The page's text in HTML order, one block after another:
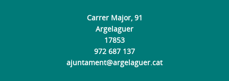
Carrer Major, 91
Argelaguer
17853
972 687 137
ajuntament@argelaguer.cat